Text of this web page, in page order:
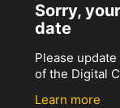
Sorry,
date
Please
of the Digital
Learn more